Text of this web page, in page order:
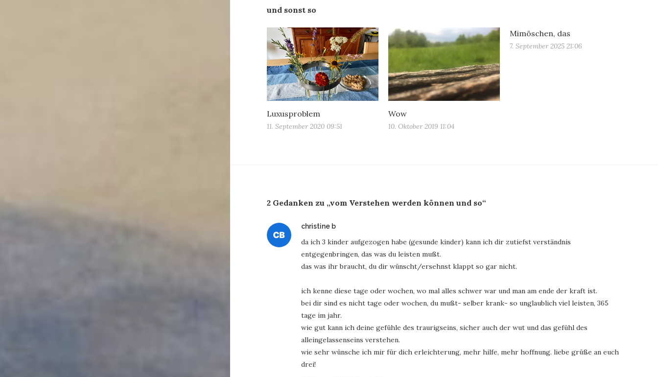
und sonst so
Luxusproblem
11. September 2020 09:51
Wow
10. Oktober 2019 11:04
Mimöschen, das
7. September 2025 21:06
2 Gedanken zu „vom Verstehen werden können und so“
christine bsagt:
da ich 3 kinder aufgezogen habe (gesunde kinder) kann ich dir zutiefst verständnis
entgegenbringen, das was du leisten mußt.
das was ihr braucht, du dir wünscht/ersehnst klappt so gar nicht.
ich kenne diese tage oder wochen, wo mal alles schwer war und man am ende der kraft ist.
bei dir sind es nicht tage oder wochen, du mußt- selber krank- so unglaublich viel leisten, 365
tage im jahr.
wie gut kann ich deine gefühle des traurigseins, sicher auch der wut und das gefühl des
alleingelassenseins verstehen.
wie sehr wünsche ich mir für dich erleichterung, mehr hilfe, mehr hoffnung. liebe grüße an euch
drei!